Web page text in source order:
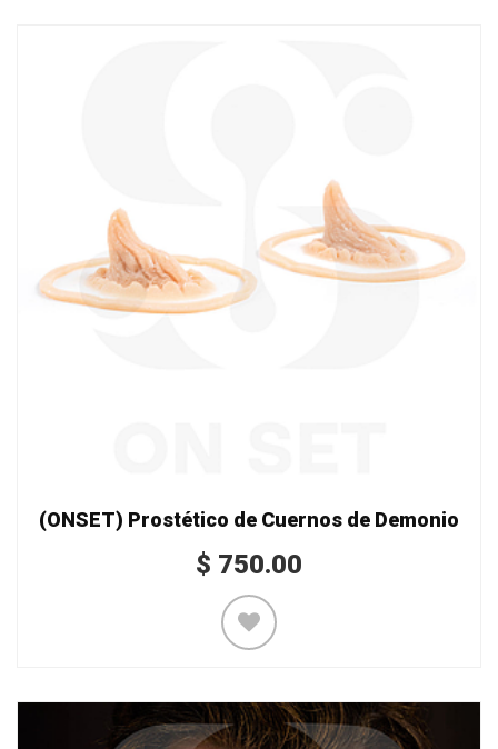
(ONSET) Prostético de Cuernos de Demonio
$ 750.00